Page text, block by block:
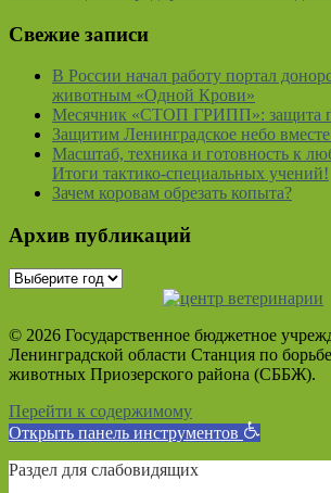
Свежие записи
В России начал работу портал
животным «Одной Крови»
Месячник «СТОП ГРИПП»: защита
Защитим Ленинградское небо
Масштаб, техника и готовность к
Итоги тактико-специальных учений!
Зачем коровам обрезать копыта?
Архив публикаций
© 2026 Государственное бюджетное
Ленинградской области Станция по
животных Приозерского района (СББЖ).
Перейти к содержимому
Открыть панель инструментов
Раздел для слабовидящих